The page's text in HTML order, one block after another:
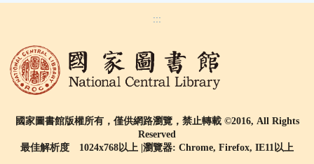
:::
國家圖書館版權所有，僅供網路瀏覽，禁止轉載 ©2016, All Rights
Reserved
最佳解析度 1024x768以上 |瀏覽器: Chrome, Firefox, IE11以上